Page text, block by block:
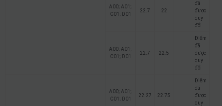
A00; A01;
C01; D01
22.7 22
đã
được
quy
đổi
A00; A01;
C01; D01
22.7 22.5
Điểm
đã
được
quy
đổi
A00; A01;
C01; D01
22.27 22.75
Điểm
đã
được
quy